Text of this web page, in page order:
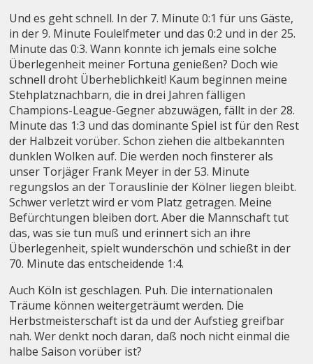
Und es geht schnell. In der 7. Minute 0:1 für uns Gäste,
in der 9. Minute Foulelfmeter und das 0:2 und in der 25.
Minute das 0:3. Wann konnte ich jemals eine solche
Überlegenheit meiner Fortuna genießen? Doch wie
schnell droht Überheblichkeit! Kaum beginnen meine
Stehplatznachbarn, die in drei Jahren fälligen
Champions-League-Gegner abzuwägen, fällt in der 28.
Minute das 1:3 und das dominante Spiel ist für den Rest
der Halbzeit vorüber. Schon ziehen die altbekannten
dunklen Wolken auf. Die werden noch finsterer als
unser Torjäger Frank Meyer in der 53. Minute
regungslos an der Torauslinie der Kölner liegen bleibt.
Schwer verletzt wird er vom Platz getragen. Meine
Befürchtungen bleiben dort. Aber die Mannschaft tut
das, was sie tun muß und erinnert sich an ihre
Überlegenheit, spielt wunderschön und schießt in der
70. Minute das entscheidende 1:4.
Auch Köln ist geschlagen. Puh. Die internationalen
Träume können weitergeträumt werden. Die
Herbstmeisterschaft ist da und der Aufstieg greifbar
nah. Wer denkt noch daran, daß noch nicht einmal die
halbe Saison vorüber ist?